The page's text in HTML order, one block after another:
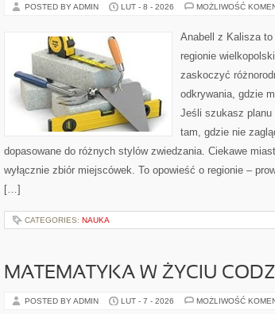
POSTED BY ADMIN LUT - 8 - 2026 MOŻLIWOŚĆ
Anabell z Kalisza
regionie
zaskoczyć
odkrywania, gdzie
Jeśli szukasz
tam, gdzie nie
dopasowane do różnych stylów zwiedzania. Ciekawe
wyłącznie zbiór miejscówek. To opowieść o regionie –
[…]
CATEGORIES: NAUKA
MATEMATYKA W ŻYCIU
POSTED BY ADMIN LUT - 7 - 2026 MOŻLIWOŚĆ